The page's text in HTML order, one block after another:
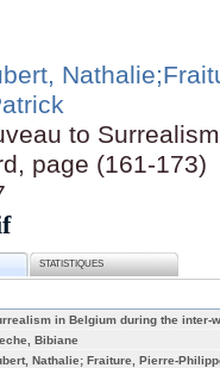
Nathalie
to
page (161-173)
STATISTIQUES
in Belgium during the inter-
Bibiane
Nathalie; Fraiture, Pierre-